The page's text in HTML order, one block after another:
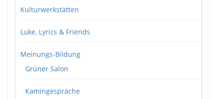
Kulturwerkstätten
Luke, Lyrics & Friends
Meinungs-Bildung
Grüner Salon
Kamingespräche